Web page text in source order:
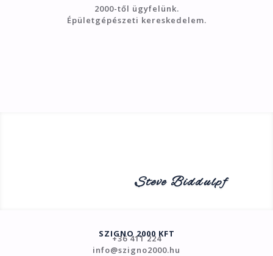
2000-től ügyfelünk.
Épületgépészeti kereskedelem.
Steve Biddulpf
SZIGNO 2000 KFT
+36 411 224
info@szigno2000.hu